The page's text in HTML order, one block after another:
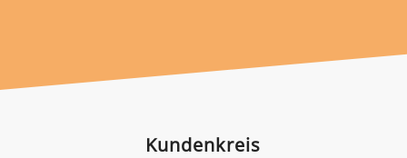
Kundenkreis